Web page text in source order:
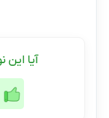
آیا این